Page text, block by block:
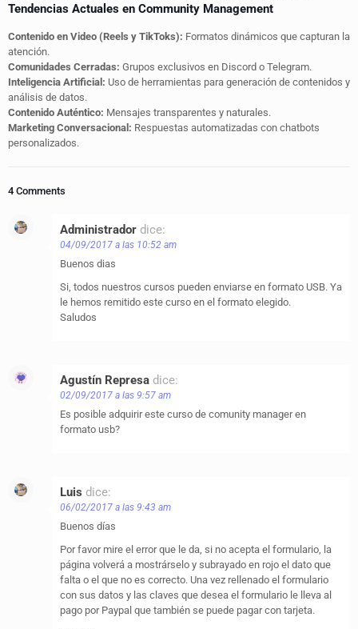
Tendencias Actuales en Community Management
Contenido en Video (Reels y TikToks): Formatos dinámicos que capturan la
atención.
Comunidades Cerradas: Grupos exclusivos en Discord o Telegram.
Inteligencia Artificial: Uso de herramientas para generación de contenidos y
análisis de datos.
Contenido Auténtico: Mensajes transparentes y naturales.
Marketing Conversacional: Respuestas automatizadas con chatbots
personalizados.
4 Comments
Administrador dice:
04/09/2017 a las 10:52 am
Buenos dias
Si, todos nuestros cursos pueden enviarse en formato USB. Ya
le hemos remitido este curso en el formato elegido.
Saludos
Agustín Represa dice:
02/09/2017 a las 9:57 am
Es posible adquirir este curso de comunity manager en
formato usb?
Luis dice:
06/02/2017 a las 9:43 am
Buenos días
Por favor mire el error que le da, si no acepta el formulario, la
página volverá a mostrárselo y subrayado en rojo el dato que
falta o el que no es correcto. Una vez rellenado el formulario
con sus datos y las claves que desea el formulario le lleva al
pago por Paypal que también se puede pagar con tarjeta.